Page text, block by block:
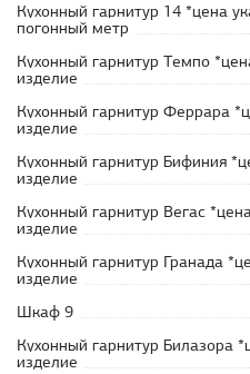
Кухонный гарнитур 14 *цена
погонный метр
Кухонный гарнитур Темпо
изделие
Кухонный гарнитур Феррара
изделие
Кухонный гарнитур Бифиния
изделие
Кухонный гарнитур Вегас
изделие
Кухонный гарнитур Гранада
изделие
Шкаф 9
Кухонный гарнитур Билазора
изделие